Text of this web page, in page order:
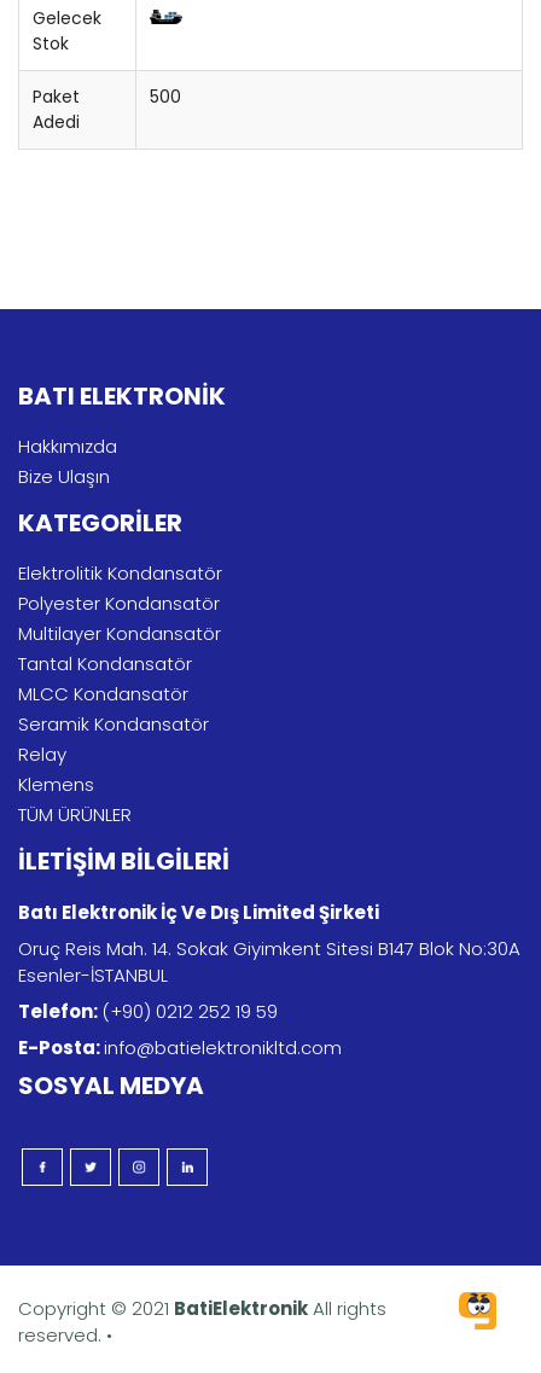
Sigorta
Potansiyometre
Cihaz Düğmesi
Gelecek
Stok
Paket
Adedi
500
BATI ELEKTRONİK
Hakkımızda
Bize Ulaşın
KATEGORİLER
Elektrolitik Kondansatör
Polyester Kondansatör
Multilayer Kondansatör
Tantal Kondansatör
MLCC Kondansatör
Seramik Kondansatör
Relay
Klemens
TÜM ÜRÜNLER
İLETİŞİM BİLGİLERİ
Batı Elektronik İç Ve Dış Limited Şirketi
Oruç Reis Mah. 14. Sokak Giyimkent Sitesi B147 Blok No:30A
Esenler-İSTANBUL
Telefon: (+90) 0212 252 19 59
E-Posta:info@batielektronikltd.com
SOSYAL MEDYA
Copyright © 2021 BatiElektronikAll rights
reserved. •